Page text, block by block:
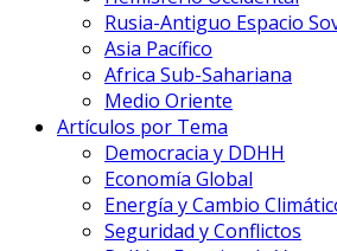
Rusia-Antiguo Espacio
Asia Pacífico
Africa Sub-Sahariana
Medio Oriente
Artículos por Tema
Democracia y DDHH
Economía Global
Energía y Cambio
Seguridad y Conflictos